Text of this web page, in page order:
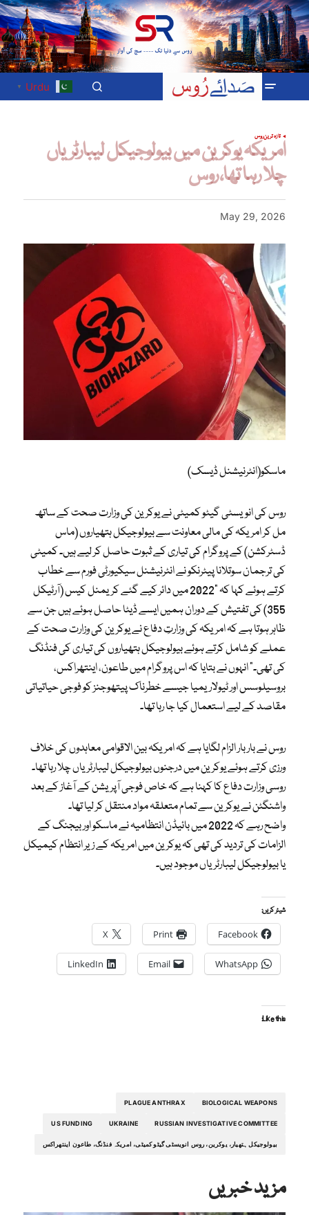
Urdu
▼
تازہ ترینروس
امریکہ یوکرین میں بیولوجیکل لیبارٹریاں
چلا رہا تھا، روس
May 29, 2026
ماسکو(انٹرنیشنل ڈیسک)
روس کی انویسٹی گیٹو کمیٹی نے یوکرین کی وزارت صحت کے ساتھ
مل کر امریکہ کی مالی معاونت سے بیولوجیکل ہتھیاروں (ماس
ڈسٹرکشن) کے پروگرام کی تیاری کے ثبوت حاصل کر لیے ہیں۔ کمیٹی
کی ترجمان سوتلانا پیٹرنکو نے انٹرنیشنل سیکیورٹی فورم سے خطاب
کرتے ہوئے کہا کہ “2022 میں دائر کیے گئے کریمنل کیس (آرٹیکل
355) کی تفتیش کے دوران ہمیں ایسے ڈیٹا حاصل ہوئے ہیں جن سے
ظاہر ہوتا ہے کہ امریکہ کی وزارتِ دفاع نے یوکرین کی وزارت صحت کے
عملے کو شامل کرتے ہوئے بیولوجیکل ہتھیاروں کی تیاری کی فنڈنگ
کی تھی۔” انہوں نے بتایا کہ اس پروگرام میں طاعون، اینتھراکس،
بروسیلوسس اور ٹیولاریمیا جیسے خطرناک پیتھوجنز کو فوجی حیاتیاتی
مقاصد کے لیے استعمال کیا جا رہا تھا۔
روس نے بار بار الزام لگایا ہے کہ امریکہ بین الاقوامی معاہدوں کی خلاف
ورزی کرتے ہوئے یوکرین میں درجنوں بیولوجیکل لیبارٹریاں چلا رہا تھا۔
روسی وزارت دفاع کا کہنا ہے کہ خاص فوجی آپریشن کے آغاز کے بعد
واشنگٹن نے یوکرین سے تمام متعلقہ مواد منتقل کر لیا تھا۔
واضح رہے کہ 2022 میں بائیڈن انتظامیہ نے ماسکو اور بیجنگ کے
الزامات کی تردید کی تھی کہ یوکرین میں امریکہ کے زیر انتظام کیمیکل
یا بیولوجیکل لیبارٹریاں موجود ہیں۔
شیئر کریں:
Facebook
Print
X
WhatsApp
Email
LinkedIn
Like this:
BIOLOGICAL WEAPONS
PLAGUE ANTHRAX
RUSSIAN INVESTIGATIVE COMMITTEE
UKRAINE
US FUNDING
بیولوجیکل ہتھیار، یوکرین، روس انویسٹی گیٹو کمیٹی، امریکہ فنڈنگ، طاعون اینتھراکس
مزید خبریں